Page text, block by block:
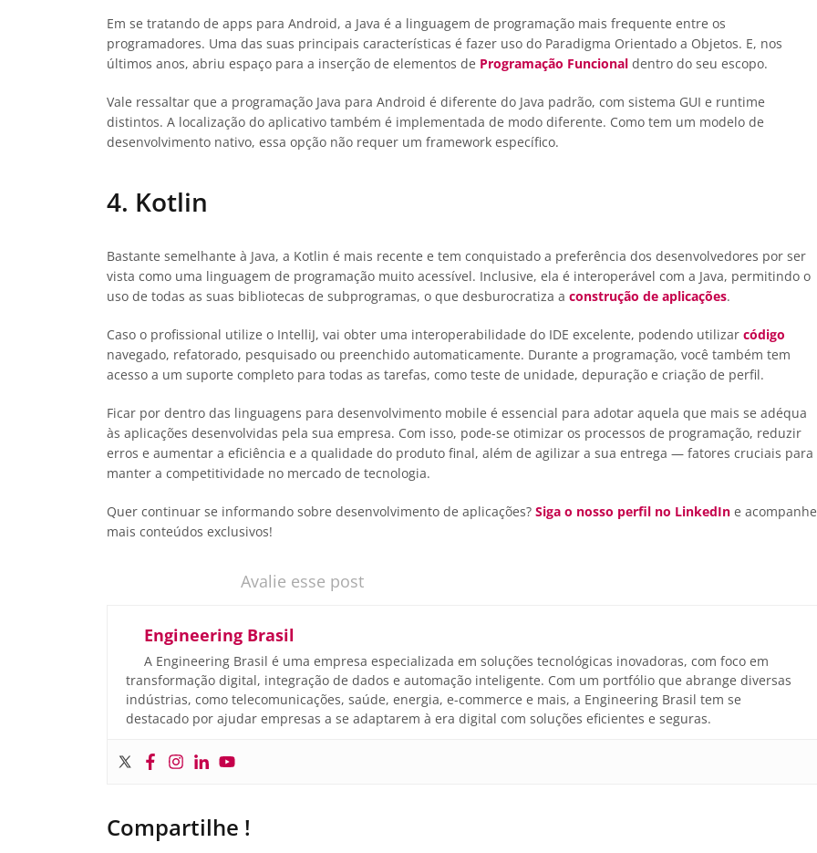
Em se tratando de apps para Android, a Java é a linguagem de programação mais frequente entre os
programadores. Uma das suas principais características é fazer uso do Paradigma Orientado a Objetos. E, nos
últimos anos, abriu espaço para a inserção de elementos de Programação Funcional dentro do seu escopo.
Vale ressaltar que a programação Java para Android é diferente do Java padrão, com sistema GUI e runtime
distintos. A localização do aplicativo também é implementada de modo diferente. Como tem um modelo de
desenvolvimento nativo, essa opção não requer um framework específico.
4. Kotlin
Bastante semelhante à Java, a Kotlin é mais recente e tem conquistado a preferência dos desenvolvedores por ser
vista como uma linguagem de programação muito acessível. Inclusive, ela é interoperável com a Java, permitindo o
uso de todas as suas bibliotecas de subprogramas, o que desburocratiza a construção de aplicações.
Caso o profissional utilize o IntelliJ, vai obter uma interoperabilidade do IDE excelente, podendo utilizar código
navegado, refatorado, pesquisado ou preenchido automaticamente. Durante a programação, você também tem
acesso a um suporte completo para todas as tarefas, como teste de unidade, depuração e criação de perfil.
Ficar por dentro das linguagens para desenvolvimento mobile é essencial para adotar aquela que mais se adéqua
às aplicações desenvolvidas pela sua empresa. Com isso, pode-se otimizar os processos de programação, reduzir
erros e aumentar a eficiência e a qualidade do produto final, além de agilizar a sua entrega — fatores cruciais para
manter a competitividade no mercado de tecnologia.
Quer continuar se informando sobre desenvolvimento de aplicações? Siga o nosso perfil no LinkedIn e acompanhe
mais conteúdos exclusivos!
Avalie esse post
Engineering Brasil
A Engineering Brasil é uma empresa especializada em soluções tecnológicas inovadoras, com foco em
transformação digital, integração de dados e automação inteligente. Com um portfólio que abrange diversas
indústrias, como telecomunicações, saúde, energia, e-commerce e mais, a Engineering Brasil tem se
destacado por ajudar empresas a se adaptarem à era digital com soluções eficientes e seguras.
Compartilhe !